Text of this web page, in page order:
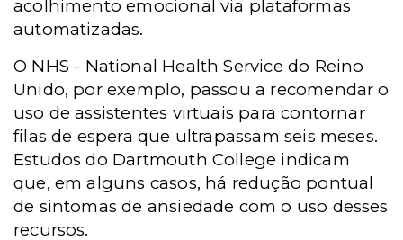
acolhimento emocional via plataformas
automatizadas.
O NHS - National Health Service do Reino
Unido, por exemplo, passou a recomendar o
uso de assistentes virtuais para contornar
filas de espera que ultrapassam seis meses.
Estudos do Dartmouth College indicam
que, em alguns casos, há redução pontual
de sintomas de ansiedade com o uso desses
recursos.